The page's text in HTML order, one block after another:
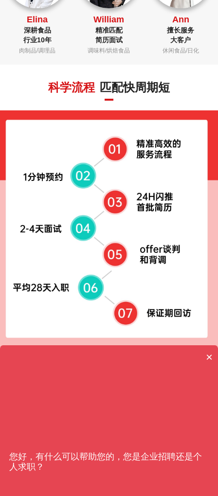
Elina
深耕食品
行业10年
肉制品/调理品
William
精准匹配
简历面试
调味料/烘焙食品
Ann
擅长服务
大客户
休闲食品/日化
科学流程 匹配快周期短
×
您好，有什么可以帮助您的，您是企业招聘还是个
人求职？